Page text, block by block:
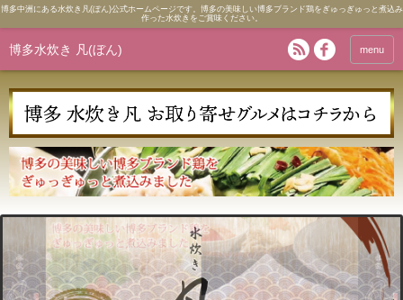
博多中洲にある水炊き凡(ぼん)公式ホームページです。博多の美味しい博多ブランド鶏をぎゅっぎゅっと煮込み
作った水炊きをご賞味ください。
博多水炊き 凡(ぼん) menu